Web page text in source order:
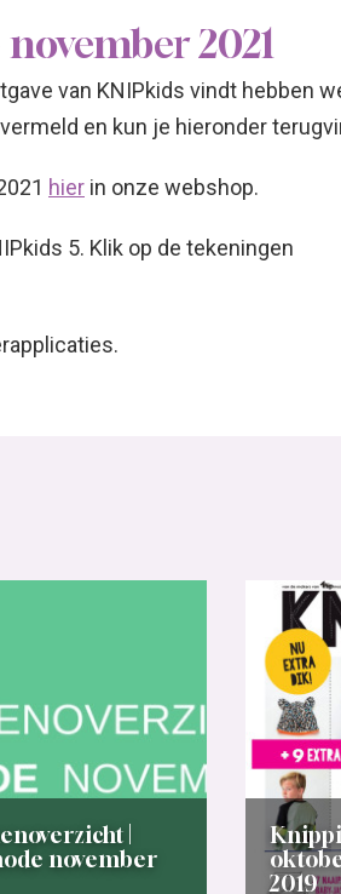
2021
van KNIPkids vindt hebben
en kun je hieronder
hier in onze webshop.
5. Klik op de tekeningen
|
november
2019